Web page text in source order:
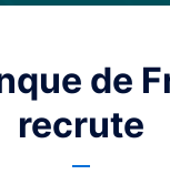
de
recrute